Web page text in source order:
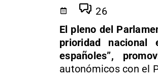
26
El pleno del
prioridad
españoles”,
autonómicos con el